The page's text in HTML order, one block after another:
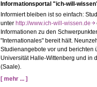
Informationsportal "ich-will-
Informiert bleiben ist so einfach:
unter http://www.ich-will-wissen.de
Informationen zu den
"Internationales" bereit hält.
Studienangebote vor und berichten
Universität Halle-Wittenberg und in
(Saale).
[ mehr ... ]